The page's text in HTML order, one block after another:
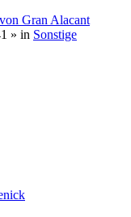
Gran Alacant
» in Sonstige